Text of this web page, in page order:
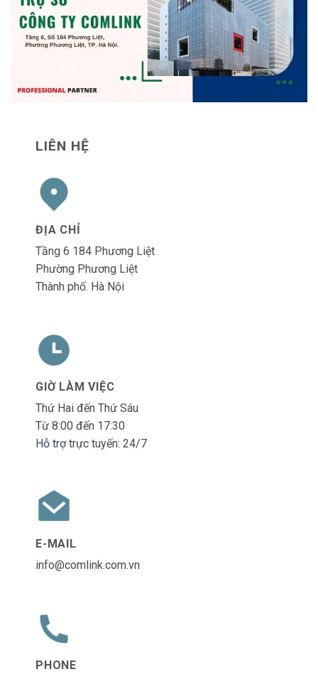
LIÊN HỆ
ĐỊA CHỈ
Tầng 6 184 Phương Liệt
Phường Phương Liệt
Thành phố. Hà Nội
GIỜ LÀM VIỆC
Thứ Hai đến Thứ Sáu
Từ 8:00 đến 17:30
Hỗ trợtrực tuyến: 24/7
E-MAIL
info@comlink.com.vn
PHONE